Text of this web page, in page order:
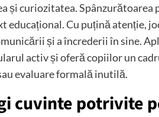
și curiozitatea. Spânzurătoarea
educațional. Cu puțină atenție,
și a încrederii în sine.
activ și oferă copiilor un
evaluare formală inutilă.
cuvinte potrivite